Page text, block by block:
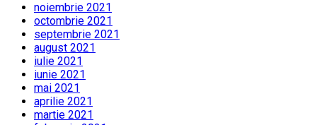
noiembrie 2021
octombrie 2021
septembrie 2021
august 2021
iulie 2021
iunie 2021
mai 2021
aprilie 2021
martie 2021